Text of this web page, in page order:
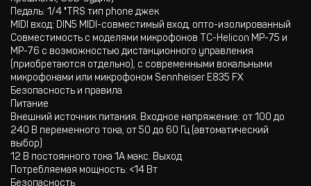
Педаль: 1/4 "TRS тип phone джек
MIDI вход: DIN5 MIDI-совместимый вход, опто-изолированный
Совместимость с моделями микрофонов TC-Helicon MP-75 и
MP-76 с возможностью дистанционного управления
(приобретаются отдельно), с современными вокальными
микрофонами или микрофоном Sennheiser E835 FX
Безопасность и правила
Питание
Внешний источник питания. Входное напряжение: от 100 до
240 В переменного тока, от 50 до 60 Гц (автоматический
выбор)
12 В постоянного тока 1А макс. Выход
Потребляемая мощность: <14 Вт
Безопасность